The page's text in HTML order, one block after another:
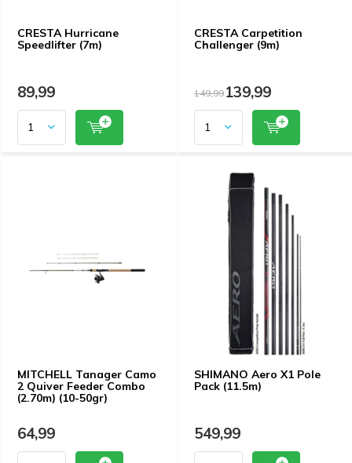
CRESTA Hurricane
Speedlifter (7m)
89,99
CRESTA Carpetition
Challenger (9m)
149,99139,99
MITCHELL Tanager Camo
2 Quiver Feeder Combo
(2.70m) (10-50gr)
64,99
SHIMANO Aero X1 Pole
Pack (11.5m)
549,99